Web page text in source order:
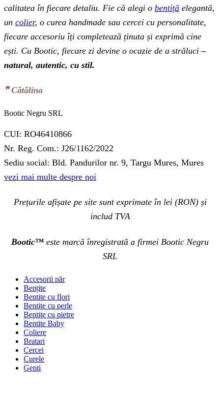
calitatea în fiecare detaliu. Fie că alegi o bentiță elegantă,
un colier, o curea handmade sau cercei cu personalitate,
fiecare accesoriu îți completează ținuta și exprimă cine
ești. Cu Bootic, fiecare zi devine o ocazie de a străluci –
natural, autentic, cu stil.
❞‬ Cătălina
Bootic Negru SRL
CUI: RO46410866
Nr. Reg. Com.: J26/1162/2022
Sediu social: Bld. Pandurilor nr. 9, Targu Mures, Mures
vezi mai multe despre noi
Prețurile afișate pe site sunt exprimate în lei (RON) și
includ TVA
Bootic™ este marcă înregistrată a firmei Bootic Negru
SRL
Accesorii păr
Bențite
Bentite cu flori
Bentite cu perle
Bentite cu pietre
Bentite Baby
Coliere
Bratari
Cercei
Curele
Genti